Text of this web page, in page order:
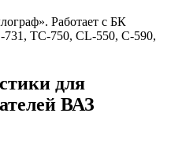
Работает с БК
TC-750, CL-550, C-590,
для
ВАЗ